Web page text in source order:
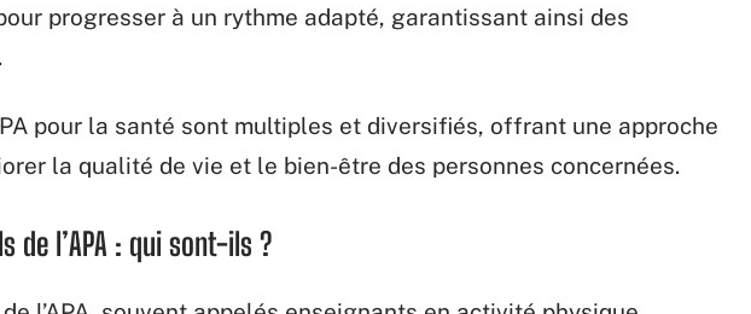
progresser à un rythme adapté, garantissant ainsi des
pour la santé sont multiples et diversifiés, offrant une approche
la qualité de vie et le bien-être des personnes concernées.
de l’APA : qui sont-ils ?